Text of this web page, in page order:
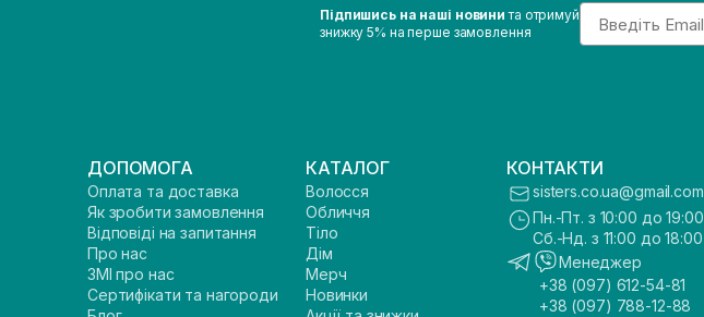
Підпишись на наші новини та отримуй
знижку 5% на перше замовлення
Email
ДОПОМОГА
Оплата та доставка
Як зробити замовлення
Відповіді на запитання
Про нас
ЗМІ про нас
Сертифікати та нагороди
КАТАЛОГ
Волосся
Обличчя
Тіло
Дім
Мерч
Новинки
КОНТАКТИ
sisters.co.ua@gmail.com
Пн.-Пт. з 10:00 до 19:00
Сб.-Нд. з 11:00 до 18:00
Менеджер
+38 (097) 612-54-81
+38 (097) 788-12-88